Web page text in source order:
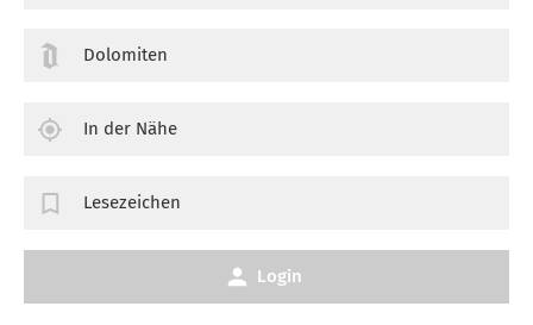
Dolomiten
In der Nähe
Lesezeichen
Login